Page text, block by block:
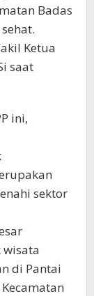
Badas
Ketua
saat
ini,
sektor
di Pantai